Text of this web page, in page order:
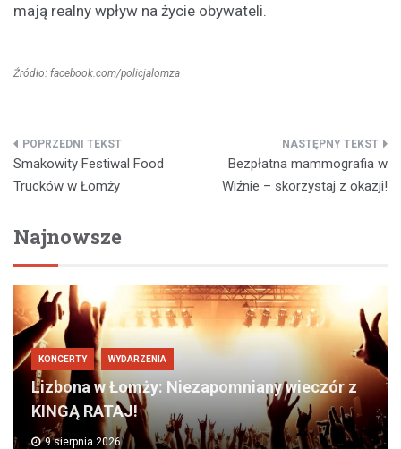
mają realny wpływ na życie obywateli.
Źródło: facebook.com/policjalomza
Nawigacja
wpisu
Smakowity Festiwal Food
Trucków w Łomży
Bezpłatna mammografia w
Wiźnie – skorzystaj z okazji!
Najnowsze
KONCERTY WYDARZENIA
Lizbona w Łomży: Niezapomniany wieczór z
KINGĄ RATAJ!
9 sierpnia 2026